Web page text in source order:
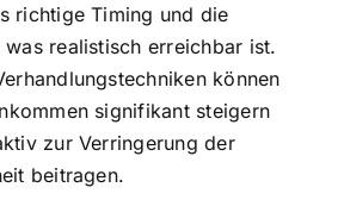
richtige Timing und die
was realistisch erreichbar ist.
können
signifikant steigern
zur Verringerung der
beitragen.